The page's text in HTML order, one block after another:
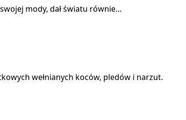
mody, dał światu równie…
wełnianych koców, pledów i narzut.